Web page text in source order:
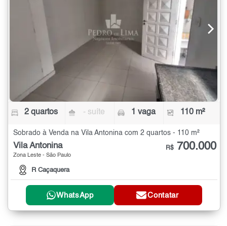
2 quartos - suíte 1 vaga 110 m²
Sobrado à Venda na Vila Antonina com 2 quartos - 110 m²
Vila Antonina
Zona Leste - São Paulo
R Caçaquera
R$ 700.000
WhatsApp Contatar